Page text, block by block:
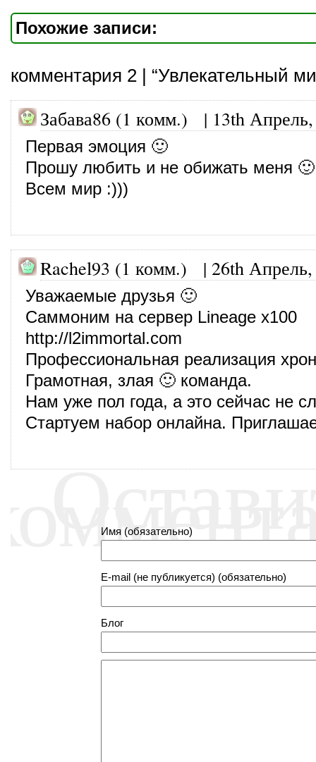
Похожие записи:
комментария 2 | “Увлекательный
Забава86 (1 комм.) | 13th
Первая эмоция 🙂
Прошу любить и не обижать меня 🙂
Всем мир :)))
Rachel93 (1 комм.) | 26th
Уважаемые друзья 🙂
Саммоним на сервер Lineage x100
http://l2immortal.com
Профессиональная реализация
Грамотная, злая 🙂 команда.
Нам уже пол года, а это сейчас не
Стартуем набор онлайна.
Имя (обязательно)
E-mail (не публикуется) (обязательно)
Блог